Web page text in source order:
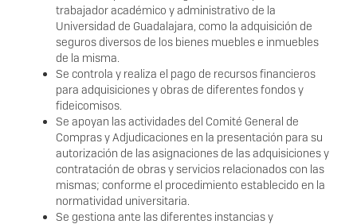
trabajador académico y administrativo de la
Universidad de Guadalajara, como la adquisición de
seguros diversos de los bienes muebles e inmuebles
de la misma.
Se controla y realiza el pago de recursos financieros
para adquisiciones y obras de diferentes fondos y
fideicomisos.
Se apoyan las actividades del Comité General de
Compras y Adjudicaciones en la presentación para su
autorización de las asignaciones de las adquisiciones y
contratación de obras y servicios relacionados con las
mismas; conforme el procedimiento establecido en la
normatividad universitaria.
Se gestiona ante las diferentes instancias y